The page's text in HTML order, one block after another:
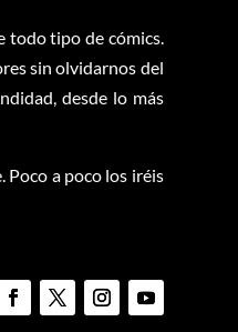
todo tipo de cómics.
sin olvidarnos del
desde lo más
a poco los iréis